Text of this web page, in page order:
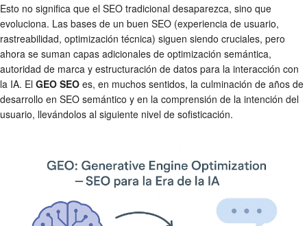
Esto no significa que el SEO tradicional desaparezca, sino que
evoluciona. Las bases de un buen SEO (experiencia de usuario,
rastreabilidad, optimización técnica) siguen siendo cruciales, pero
ahora se suman capas adicionales de optimización semántica,
autoridad de marca y estructuración de datos para la interacción con
la IA. El GEO SEO es, en muchos sentidos, la culminación de años de
desarrollo en SEO semántico y en la comprensión de la intención del
usuario, llevándolos al siguiente nivel de sofisticación.